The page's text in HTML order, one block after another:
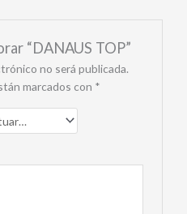
“DANAUS TOP”
no será publicada.
marcados con *